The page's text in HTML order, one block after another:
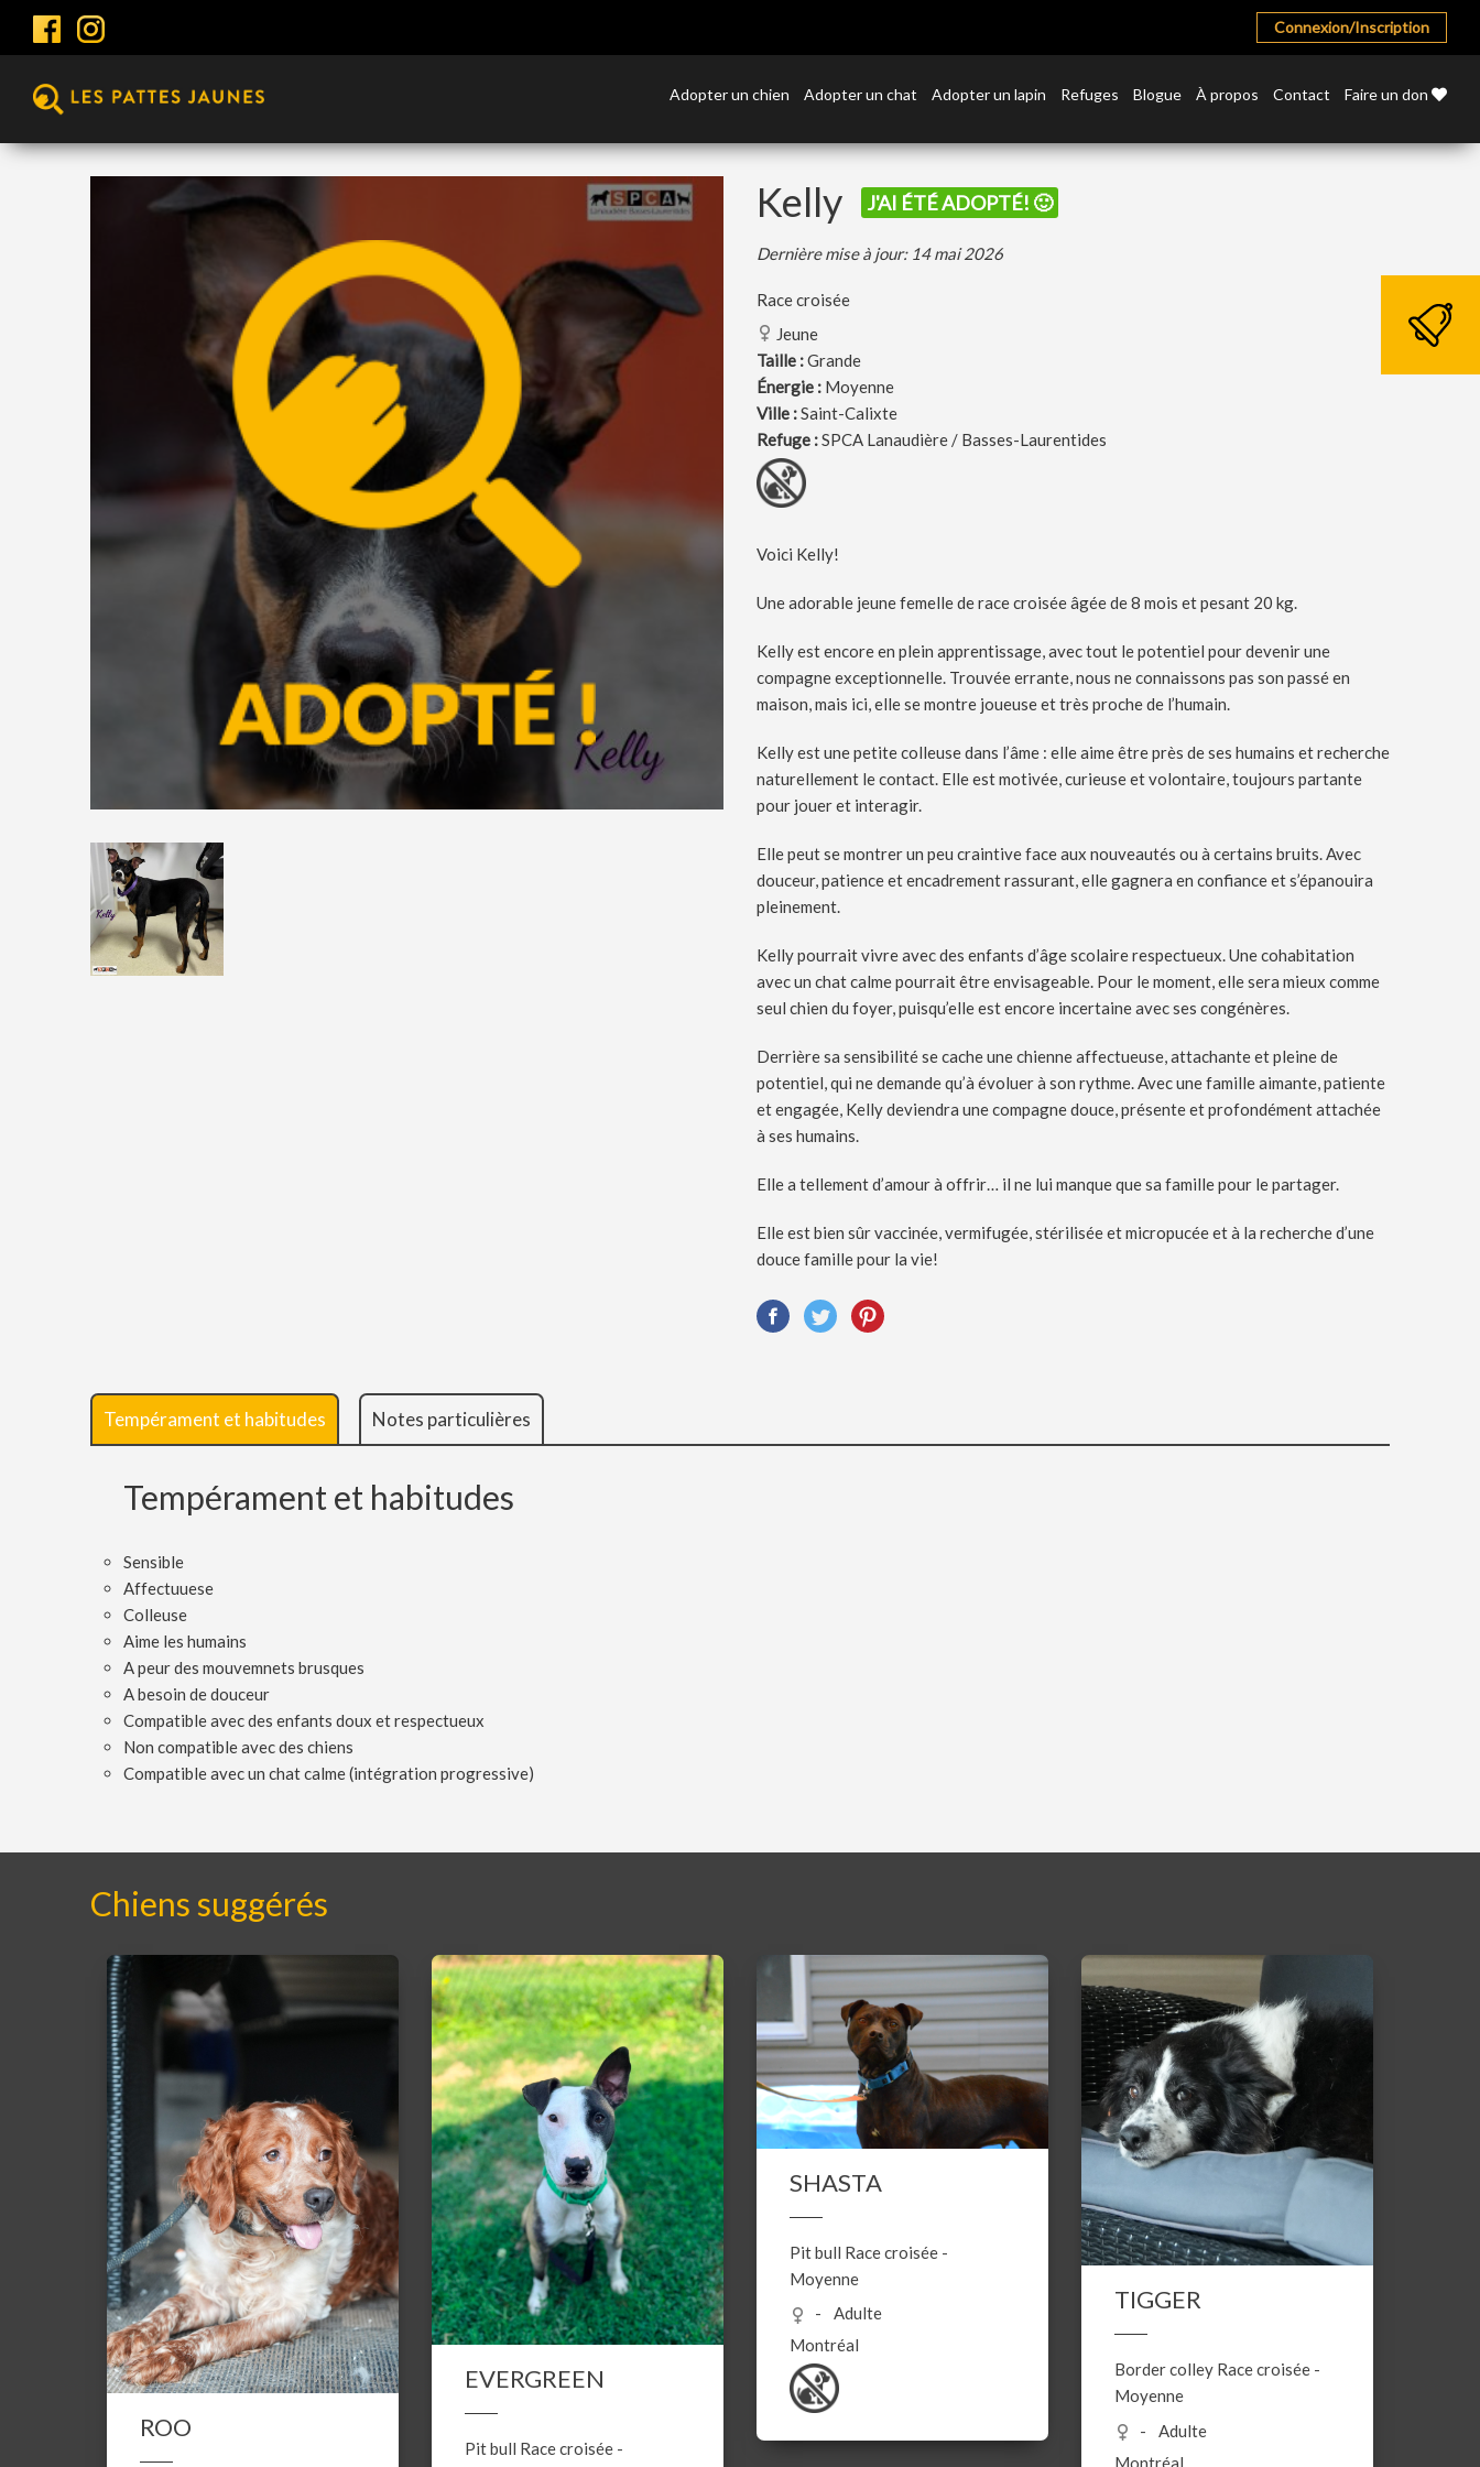
Connexion/Inscription
Adopter un chien Adopter un chat Adopter un lapin Refuges Blogue À propos Contact Faire un don
Kelly J'AI ÉTÉ ADOPTÉ! 🙂
Dernière mise à jour: 14 mai 2026
Race croisée
Jeune
Taille :Grande
Énergie : Moyenne
Ville :Saint-Calixte
Refuge :SPCA Lanaudière / Basses-Laurentides
Voici Kelly!
Une adorable jeune femelle de race croisée âgée de 8 mois et pesant 20 kg.
Kelly est encore en plein apprentissage, avec tout le potentiel pour devenir une
compagne exceptionnelle. Trouvée errante, nous ne connaissons pas son passé en
maison, mais ici, elle se montre joueuse et très proche de l’humain.
Kelly est une petite colleuse dans l’âme : elle aime être près de ses humains et recherche
naturellement le contact. Elle est motivée, curieuse et volontaire, toujours partante
pour jouer et interagir.
Elle peut se montrer un peu craintive face aux nouveautés ou à certains bruits. Avec
douceur, patience et encadrement rassurant, elle gagnera en confiance et s’épanouira
pleinement.
Kelly pourrait vivre avec des enfants d’âge scolaire respectueux. Une cohabitation
avec un chat calme pourrait être envisageable. Pour le moment, elle sera mieux comme
seul chien du foyer, puisqu’elle est encore incertaine avec ses congénères.
Derrière sa sensibilité se cache une chienne affectueuse, attachante et pleine de
potentiel, qui ne demande qu’à évoluer à son rythme. Avec une famille aimante, patiente
et engagée, Kelly deviendra une compagne douce, présente et profondément attachée
à ses humains.
Elle a tellement d’amour à offrir… il ne lui manque que sa famille pour le partager.
Elle est bien sûr vaccinée, vermifugée, stérilisée et micropucée et à la recherche d’une
douce famille pour la vie!
Tempérament et habitudes Notes particulières
Tempérament et habitudes
Sensible
Affectuuese
Colleuse
Aime les humains
A peur des mouvemnets brusques
A besoin de douceur
Compatible avec des enfants doux et respectueux
Non compatible avec des chiens
Compatible avec un chat calme (intégration progressive)
Chiens suggérés
ROO
EVERGREEN
Pit bull Race croisée -
SHASTA
Pit bull Race croisée -
Moyenne
Adulte
Montréal
TIGGER
Border colley Race croisée -
Moyenne
Adulte
Montréal